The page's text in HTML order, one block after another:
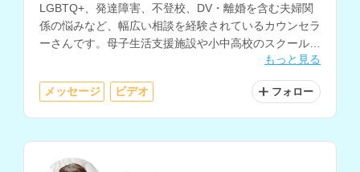
LGBTQ+、発達障害、不登校、DV・離婚を含む夫婦関
係の悩みなど、幅広い相談を経験されているカウンセラ
ーさんです。母子生活支援施設や小中高校のスクールカ
ウンセラー、放課後等デイサービスでの支援経験をお持
もっと見る
メッセージ ビデオ フォロー